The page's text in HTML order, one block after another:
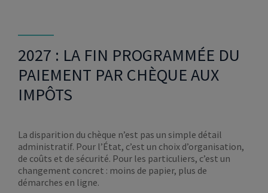
2027 : LA FIN PROGRAMMÉE DU
PAIEMENT PAR CHÈQUE AUX
IMPÔTS
La disparition du chèque n’est pas un simple détail
administratif. Pour l’État, c’est un choix d’organisation,
de coûts et de sécurité. Pour les particuliers, c’est un
changement concret : moins de papier, plus de
démarches en ligne.